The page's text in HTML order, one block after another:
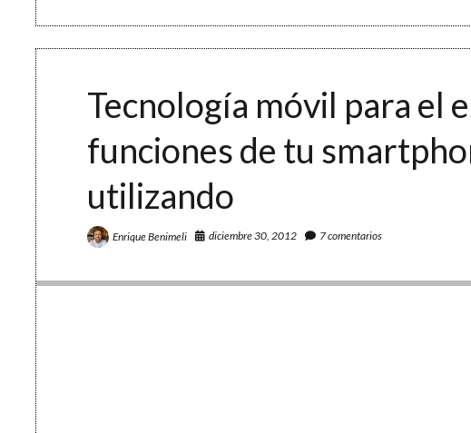
aquello:
Internet
con
Twitter
Evernote
Tecnología móvil para el
funciones de tu
utilizando
Enrique Benimeli diciembre 30, 2012 7 comentarios